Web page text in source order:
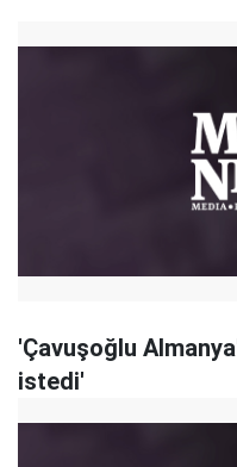
'Çavuşoğlu
istedi'